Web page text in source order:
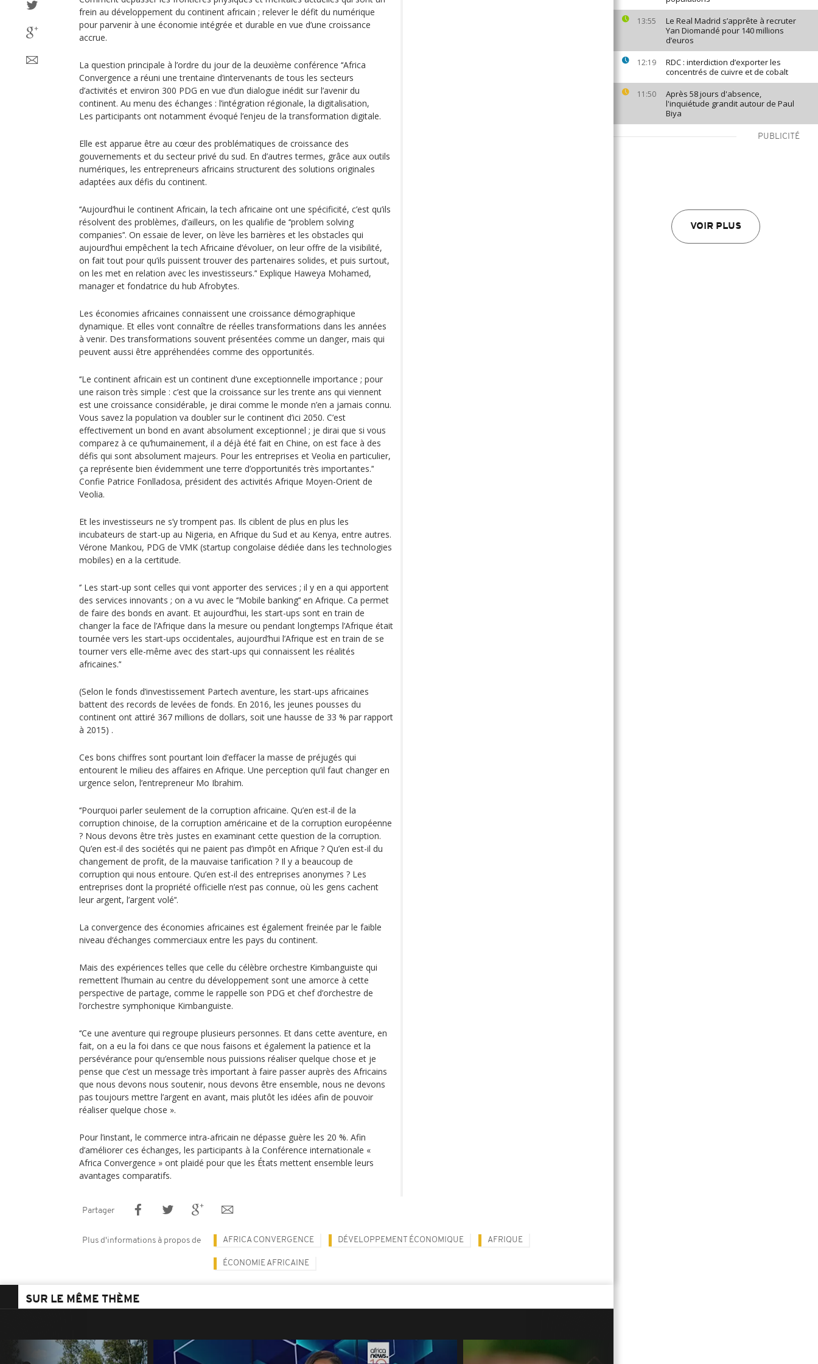
13:55
Le Real Madrid s’apprête à recruter
Yan Diomandé pour 140 millions
d’euros
12:19
RDC : interdiction d’exporter les
concentrés de cuivre et de cobalt
11:50
Après 58 jours d'absence,
l'inquiétude grandit autour de Paul
Biya
PUBLICITÉ
VOIR PLUS
frein au développement du continent africain ; relever le défit du numérique
pour parvenir à une économie intégrée et durable en vue d’une croissance
accrue.
La question principale à l’ordre du jour de la deuxième conférence ‘‘Africa
Convergence a réuni une trentaine d’intervenants de tous les secteurs
d’activités et environ 300 PDG en vue d’un dialogue inédit sur l’avenir du
continent. Au menu des échanges : l’intégration régionale, la digitalisation,
Les participants ont notamment évoqué l’enjeu de la transformation digitale.
Elle est apparue être au cœur des problématiques de croissance des
gouvernements et du secteur privé du sud. En d’autres termes, grâce aux outils
numériques, les entrepreneurs africains structurent des solutions originales
adaptées aux défis du continent.
‘‘Aujourd’hui le continent Africain, la tech africaine ont une spécificité, c’est qu’ils
résolvent des problèmes, d’ailleurs, on les qualifie de ‘‘problem solving
companies’‘. On essaie de lever, on lève les barrières et les obstacles qui
aujourd’hui empêchent la tech Africaine d‘évoluer, on leur offre de la visibilité,
on fait tout pour qu’ils puissent trouver des partenaires solides, et puis surtout,
on les met en relation avec les investisseurs.’‘ Explique Haweya Mohamed,
manager et fondatrice du hub Afrobytes.
Les économies africaines connaissent une croissance démographique
dynamique. Et elles vont connaître de réelles transformations dans les années
à venir. Des transformations souvent présentées comme un danger, mais qui
peuvent aussi être appréhendées comme des opportunités.
‘‘Le continent africain est un continent d’une exceptionnelle importance ; pour
une raison très simple : c’est que la croissance sur les trente ans qui viennent
est une croissance considérable, je dirai comme le monde n’en a jamais connu.
Vous savez la population va doubler sur le continent d’ici 2050. C’est
effectivement un bond en avant absolument exceptionnel ; je dirai que si vous
comparez à ce qu’humainement, il a déjà été fait en Chine, on est face à des
défis qui sont absolument majeurs. Pour les entreprises et Veolia en particulier,
ça représente bien évidemment une terre d’opportunités très importantes.’‘
Confie Patrice Fonlladosa, président des activités Afrique Moyen-Orient de
Veolia.
Et les investisseurs ne s’y trompent pas. Ils ciblent de plus en plus les
incubateurs de start-up au Nigeria, en Afrique du Sud et au Kenya, entre autres.
Vérone Mankou, PDG de VMK (startup congolaise dédiée dans les technologies
mobiles) en a la certitude.
‘’ Les start-up sont celles qui vont apporter des services ; il y en a qui apportent
des services innovants ; on a vu avec le ‘‘Mobile banking’‘ en Afrique. Ca permet
de faire des bonds en avant. Et aujourd’hui, les start-ups sont en train de
changer la face de l’Afrique dans la mesure ou pendant longtemps l’Afrique était
tournée vers les start-ups occidentales, aujourd’hui l’Afrique est en train de se
tourner vers elle-même avec des start-ups qui connaissent les réalités
africaines.’‘
(Selon le fonds d’investissement Partech aventure, les start-ups africaines
battent des records de levées de fonds. En 2016, les jeunes pousses du
continent ont attiré 367 millions de dollars, soit une hausse de 33 % par rapport
à 2015) .
Ces bons chiffres sont pourtant loin d’effacer la masse de préjugés qui
entourent le milieu des affaires en Afrique. Une perception qu’il faut changer en
urgence selon, l’entrepreneur Mo Ibrahim.
‘‘Pourquoi parler seulement de la corruption africaine. Qu’en est-il de la
corruption chinoise, de la corruption américaine et de la corruption européenne
? Nous devons être très justes en examinant cette question de la corruption.
Qu’en est-il des sociétés qui ne paient pas d’impôt en Afrique ? Qu’en est-il du
changement de profit, de la mauvaise tarification ? Il y a beaucoup de
corruption qui nous entoure. Qu’en est-il des entreprises anonymes ? Les
entreprises dont la propriété officielle n’est pas connue, où les gens cachent
leur argent, l’argent volé’‘.
La convergence des économies africaines est également freinée par le faible
niveau d‘échanges commerciaux entre les pays du continent.
Mais des expériences telles que celle du célèbre orchestre Kimbanguiste qui
remettent l’humain au centre du développement sont une amorce à cette
perspective de partage, comme le rappelle son PDG et chef d’orchestre de
l’orchestre symphonique Kimbanguiste.
‘‘Ce une aventure qui regroupe plusieurs personnes. Et dans cette aventure, en
fait, on a eu la foi dans ce que nous faisons et également la patience et la
persévérance pour qu’ensemble nous puissions réaliser quelque chose et je
pense que c’est un message très important à faire passer auprès des Africains
que nous devons nous soutenir, nous devons être ensemble, nous ne devons
pas toujours mettre l’argent en avant, mais plutôt les idées afin de pouvoir
réaliser quelque chose ».
Pour l’instant, le commerce intra-africain ne dépasse guère les 20 %. Afin
d’améliorer ces échanges, les participants à la Conférence internationale «
Africa Convergence » ont plaidé pour que les États mettent ensemble leurs
avantages comparatifs.
Partager
Plus d'informations à propos de AFRICA CONVERGENCE DÉVELOPPEMENT ÉCONOMIQUE AFRIQUE
ÉCONOMIE AFRICAINE
SUR LE MÊME THÈME